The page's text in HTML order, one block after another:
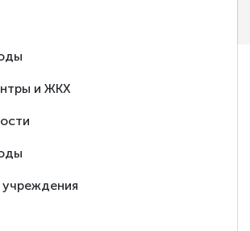
и ЖКХ
Ответим
любой Ваш